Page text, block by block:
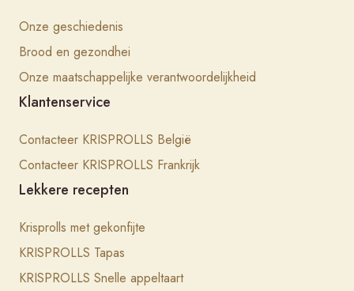
Onze geschiedenis
Brood en gezondhei
Onze maatschappelijke verantwoordelijkheid
Klantenservice
Contacteer KRISPROLLS België
Contacteer KRISPROLLS Frankrijk
Lekkere recepten
Krisprolls met gekonfijte
KRISPROLLS Tapas
KRISPROLLS Snelle appeltaart